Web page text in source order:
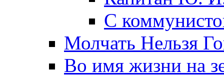
С
Молчать Нельзя
Во имя жизни на